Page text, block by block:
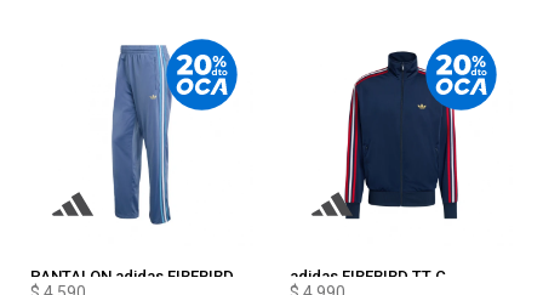
PANTALON adidas FIREBIRD adidas FIREBIRD TT C